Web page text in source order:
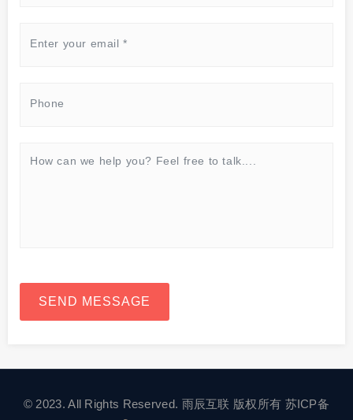
SEND MESSAGE
© 2023. All Rights Reserved. 雨辰互联 版权所有 苏ICP备